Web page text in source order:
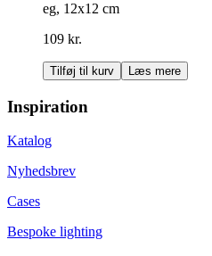
eg, 12x12 cm
109 kr.
Tilføj til kurv Læs mere
Inspiration
Katalog
Nyhedsbrev
Cases
Bespoke lighting